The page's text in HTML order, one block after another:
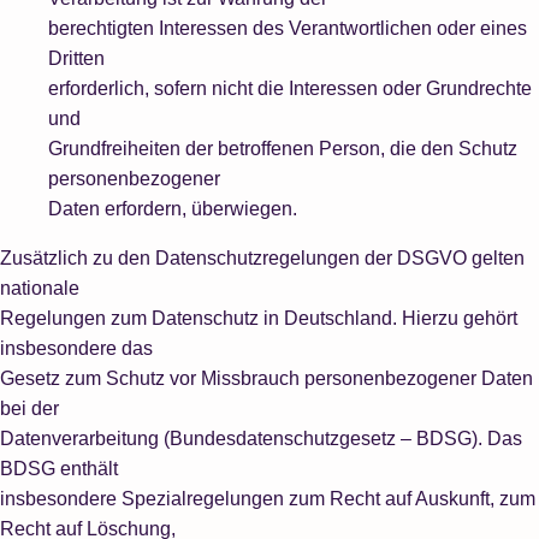
berechtigten Interessen des Verantwortlichen oder eines
Dritten
erforderlich, sofern nicht die Interessen oder Grundrechte
und
Grundfreiheiten der betroffenen Person, die den Schutz
personenbezogener
Daten erfordern, überwiegen.
Zusätzlich zu den Datenschutzregelungen der DSGVO gelten
nationale
Regelungen zum Datenschutz in Deutschland. Hierzu gehört
insbesondere das
Gesetz zum Schutz vor Missbrauch personenbezogener Daten
bei der
Datenverarbeitung (Bundesdatenschutzgesetz – BDSG). Das
BDSG enthält
insbesondere Spezialregelungen zum Recht auf Auskunft, zum
Recht auf Löschung,